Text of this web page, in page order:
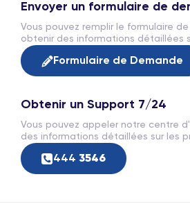
Envoyer un formulaire de
Vous pouvez remplir le formulaire
obtenir des informations détaillées
Formulaire de Demande
Obtenir un Support 7/24
Vous pouvez appeler notre centre
des informations détaillées sur les
444 3546